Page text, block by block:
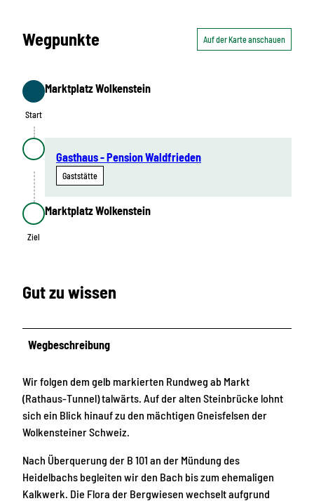
Wegpunkte Auf der Karte anschauen
Start
Start
Marktplatz Wolkenstein
Gasthaus - Pension Waldfrieden
Gaststätte
Ziel
Ziel
Marktplatz Wolkenstein
Gut zu wissen
Wegbeschreibung
Wir folgen dem gelb markierten Rundweg ab Markt
(Rathaus-Tunnel) talwärts. Auf der alten Steinbrücke lohnt
sich ein Blick hinauf zu den mächtigen Gneisfelsen der
Wolkensteiner Schweiz.
Nach Überquerung der B 101 an der Mündung des
Heidelbachs begleiten wir den Bach bis zum ehemaligen
Kalkwerk. Die Flora der Bergwiesen wechselt aufgrund